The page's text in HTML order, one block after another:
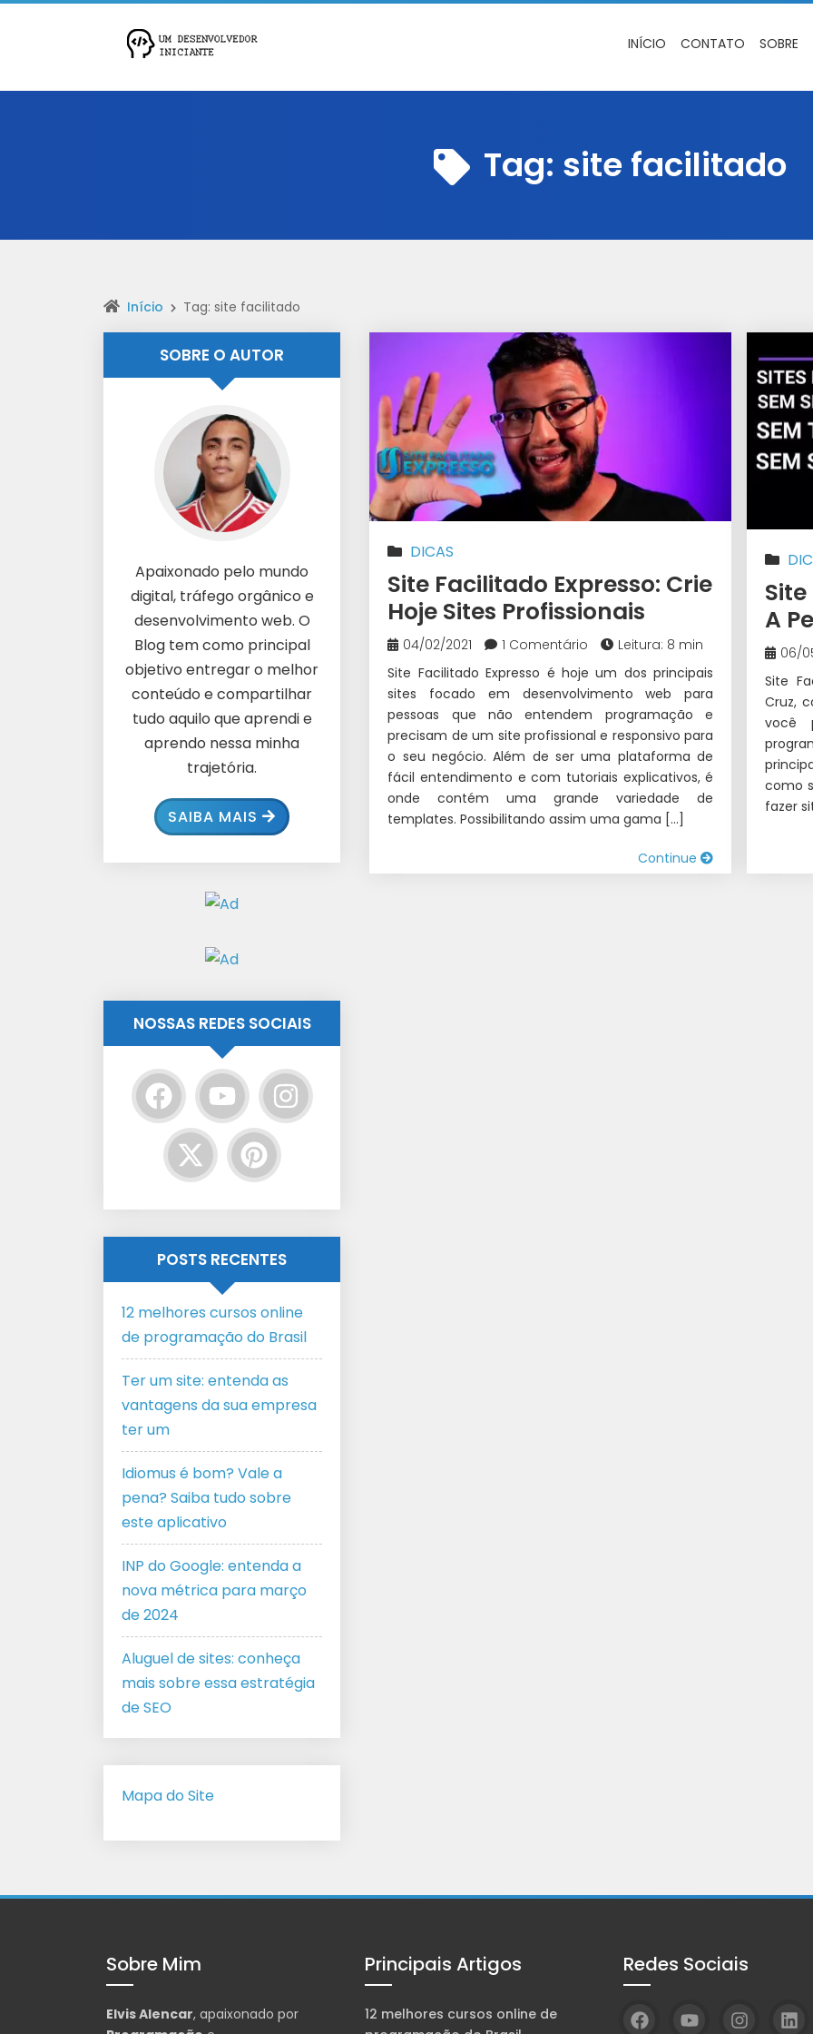
INÍCIO CONTATO SOBRE
Tag: site facilitado
Início Tag: site facilitado
DICAS
Site Facilitado Expresso: Crie
Hoje Sites Profissionais
04/02/2021 1 Comentário
Leitura: 8 min
Site Facilitado Expresso é hoje um dos principais
sites focado em desenvolvimento web para
pessoas que não entendem programação e
precisam de um site profissional e responsivo para
o seu negócio. Além de ser uma plataforma de
fácil entendimento e com tutoriais explicativos, é
onde contém uma grande variedade de
templates. Possibilitando assim uma gama […]
Continue
A
06/
Site
Cruz,
você
como
fazer
SOBRE O AUTOR
Apaixonado pelo mundo
digital, tráfego orgânico e
desenvolvimento web. O
Blog tem como principal
objetivo entregar o melhor
conteúdo e compartilhar
tudo aquilo que aprendi e
aprendo nessa minha
trajetória.
SAIBA MAIS
NOSSAS REDES SOCIAIS
POSTS RECENTES
12 melhores cursos online
de programação do Brasil
Ter um site: entenda as
vantagens da sua empresa
ter um
Idiomus é bom? Vale a
pena? Saiba tudo sobre
este aplicativo
INP do Google: entenda a
nova métrica para março
de 2024
Aluguel de sites: conheça
mais sobre essa estratégia
de SEO
Mapa do Site
Sobre Mim
Elvis Alencar, apaixonado por
Principais Artigos
12 melhores cursos online de
Redes Sociais